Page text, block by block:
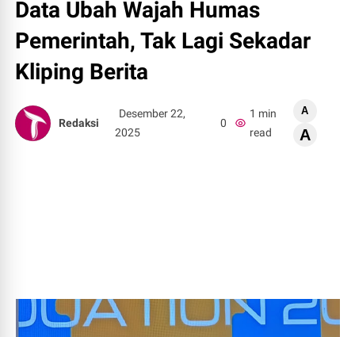
Data Ubah Wajah Humas
Pemerintah, Tak Lagi Sekadar
Kliping Berita
Redaksi
Desember 22,
2025
0
1 min
read
A
A